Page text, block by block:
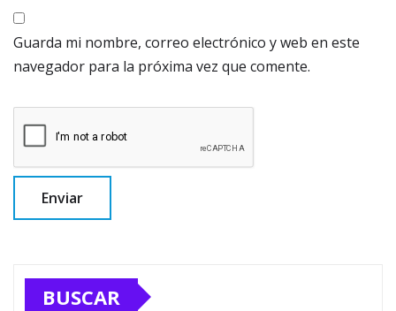
Guarda mi nombre, correo electrónico y web en este
navegador para la próxima vez que comente.
BUSCAR